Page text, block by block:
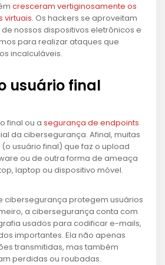
cresceram vertiginosamente os
virtuais. Os hackers se aproveitam
nossos dispositivos eletrônicos e
para realizar ataques que
incalculáveis.
usuário final
final ou a segurança de endpoints
da cibersegurança. Afinal, muitas
usuário final) que faz o upload
ou de outra forma de ameaça
laptop ou dispositivo móvel.
cibersegurança protegem usuários
a cibersegurança conta com
usados para codificar e-mails,
importantes. Ela não apenas
transmitidas, mas também
perdidas ou roubadas.